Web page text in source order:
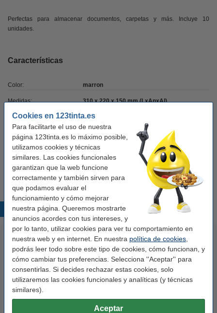
Cookies en 123tinta.es
Para facilitarte el uso de nuestra
página 123tinta.es lo máximo posible,
utilizamos cookies y técnicas
similares. Las cookies funcionales
garantizan que la web funcione
correctamente y también sirven para
que podamos evaluar el
funcionamiento y cómo mejorar
nuestra página. Queremos mostrarte
anuncios acordes con tus intereses, y
por lo tanto, utilizar cookies para ver tu comportamiento en
nuestra web y en internet. En nuestra política de cookies
podrás leer todo sobre este tipo de cookies, cómo funcionan, y
cómo cambiar tus preferencias. Selecciona ''Aceptar'' para
consentirlas. Si decides rechazar estas cookies, solo
utilizaremos las cookies funcionales y analíticas (y técnicas
similares).
Aceptar
Perfectas para almacenar documentos, carpetas y más. Incluye 10
unidades.
Características
Color: marron
Medidas: 310 x 220 x 150 mm (LxAnxAl)
Marca: --
Modelo: caja de envío
Material: cartón
Cantidad: 10
Productos destacados
123tinta Bolsa grip 160 mm x
123tinta Cinta de embalaje de